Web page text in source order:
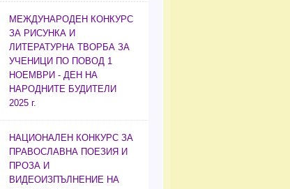
МЕЖДУНАРОДЕН КОНКУРС
ЗА РИСУНКА И
ЛИТЕРАТУРНА ТВОРБА ЗА
УЧЕНИЦИ ПО ПОВОД 1
НОЕМВРИ - ДЕН НА
НАРОДНИТЕ БУДИТЕЛИ
2025 г.
НАЦИОНАЛЕН КОНКУРС ЗА
ПРАВОСЛАВНА ПОЕЗИЯ И
ПРОЗА И
ВИДЕОИЗПЪЛНЕНИЕ НА